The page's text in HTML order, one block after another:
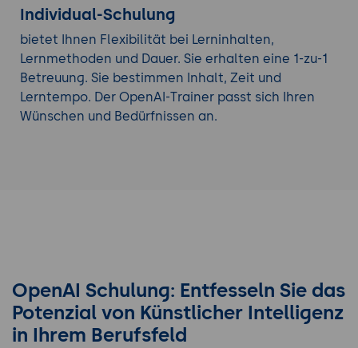
Individual-Schulung
bietet Ihnen Flexibilität bei Lerninhalten,
Lernmethoden und Dauer. Sie erhalten eine 1-zu-1
Betreuung. Sie bestimmen Inhalt, Zeit und
Lerntempo. Der OpenAI-Trainer passt sich Ihren
Wünschen und Bedürfnissen an.
OpenAI Schulung: Entfesseln Sie das
Potenzial von Künstlicher Intelligenz
in Ihrem Berufsfeld